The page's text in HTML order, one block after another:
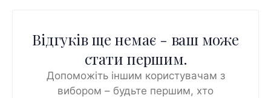
Відгуків ще немає - ваш може
стати першим.
Допоможіть іншим користувачам з
вибором – будьте першим, хто